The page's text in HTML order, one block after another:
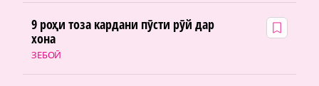
ЗЕБОӢ
9 роҳи тоза кардани пӯсти рӯй дар
хона